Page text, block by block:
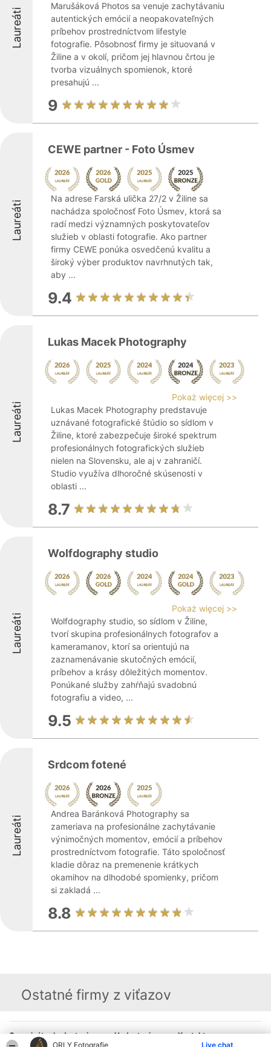
ORLY Fotografie Live chat
Laureáti
Marušáková Photos sa venuje zachytávaniu
autentických emócií a neopakovateľných
príbehov prostredníctvom lifestyle
fotografie. Pôsobnosť firmy je situovaná v
Žiline a v okolí, pričom jej hlavnou črtou je
tvorba vizuálnych spomienok, ktoré
presahujú ...
9
Laureáti
CEWE partner - Foto Úsmev
Na adrese Farská ulička 27/2 v Žiline sa
nachádza spoločnosť Foto Úsmev, ktorá sa
radí medzi významných poskytovateľov
služieb v oblasti fotografie. Ako partner
firmy CEWE ponúka osvedčenú kvalitu a
široký výber produktov navrhnutých tak,
aby ...
9.4
Laureáti
Lukas Macek Photography
Pokaż więcej >>
Lukas Macek Photography predstavuje
uznávané fotografické štúdio so sídlom v
Žiline, ktoré zabezpečuje široké spektrum
profesionálnych fotografických služieb
nielen na Slovensku, ale aj v zahraničí.
Studio využíva dlhoročné skúsenosti v
oblasti ...
8.7
Laureáti
Wolfdography studio
Pokaż więcej >>
Wolfdography studio, so sídlom v Žiline,
tvorí skupina profesionálnych fotografov a
kameramanov, ktorí sa orientujú na
zaznamenávanie skutočných emócií,
príbehov a krásy dôležitých momentov.
Ponúkané služby zahŕňajú svadobnú
fotografiu a video, ...
9.5
Laureáti
Srdcom fotené
Andrea Baránková Photography sa
zameriava na profesionálne zachytávanie
výnimočných momentov, emócií a príbehov
prostredníctvom fotografie. Táto spoločnosť
kladie dôraz na premenenie krátkych
okamihov na dlhodobé spomienky, pričom
si zakladá ...
8.8
Ostatné firmy z viťazov
Organizátor hodnotenia
Bright Side Solutions sp. z o.
Hodnotenie Kontakt